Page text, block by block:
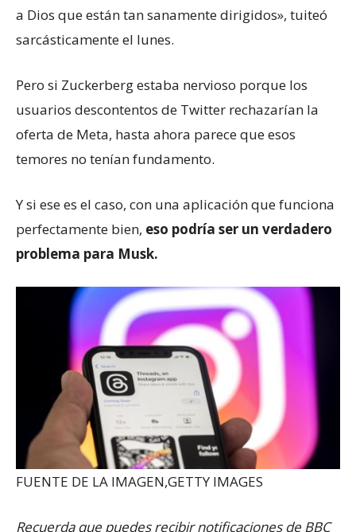
a Dios que están tan sanamente dirigidos», tuiteó
sarcásticamente el lunes.
Pero si Zuckerberg estaba nervioso porque los
usuarios descontentos de Twitter rechazarían la
oferta de Meta, hasta ahora parece que esos
temores no tenían fundamento.
Y si ese es el caso, con una aplicación que funciona
perfectamente bien, eso podría ser un verdadero
problema para Musk.
FUENTE DE LA IMAGEN,GETTY IMAGES
Recuerda que puedes recibir notificaciones de BBC